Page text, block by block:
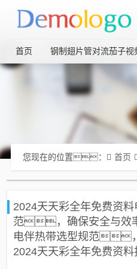
首页 钢制翅片管对流茄子视
您现在的位置： 首页
2024天天彩全年免费资
范，确保安全与效
电伴热带选型规范
2024天天彩全年免费资料